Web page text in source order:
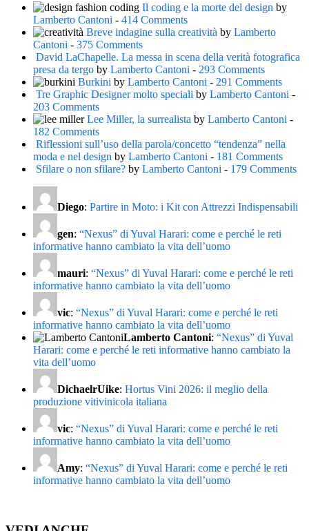
Il coding e la morte del design by
Lamberto Cantoni - 414 Comments
Breve indagine sulla creatività by Lamberto
Cantoni - 375 Comments
David LaChapelle. La messa in scena della verità fotografica
presa da tergo by Lamberto Cantoni - 293 Comments
Burkini by Lamberto Cantoni - 291 Comments
Tre Graphic Designer molto speciali by Lamberto Cantoni -
203 Comments
Lee Miller, la surrealista by Lamberto Cantoni -
182 Comments
Riflessioni sull’uso della parola/concetto “tendenza” nella
moda e nel design by Lamberto Cantoni - 181 Comments
Sfilare o non sfilare? by Lamberto Cantoni - 179 Comments
Diego: Partire in Moto: i Kit con Attrezzi Indispensabili
gen: “Nexus” di Yuval Harari: come e perché le reti
informative hanno cambiato la vita dell’uomo
mauri: “Nexus” di Yuval Harari: come e perché le reti
informative hanno cambiato la vita dell’uomo
vic: “Nexus” di Yuval Harari: come e perché le reti
informative hanno cambiato la vita dell’uomo
Lamberto Cantoni: “Nexus” di Yuval
Harari: come e perché le reti informative hanno cambiato la
vita dell’uomo
DichaelrUike: Hortus Vini 2026: il meglio della
produzione vitivinicola italiana
vic: “Nexus” di Yuval Harari: come e perché le reti
informative hanno cambiato la vita dell’uomo
Amy: “Nexus” di Yuval Harari: come e perché le reti
informative hanno cambiato la vita dell’uomo